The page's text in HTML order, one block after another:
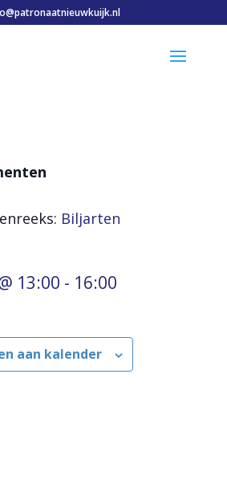
Biljarten
13:00 - 16:00
aan kalender